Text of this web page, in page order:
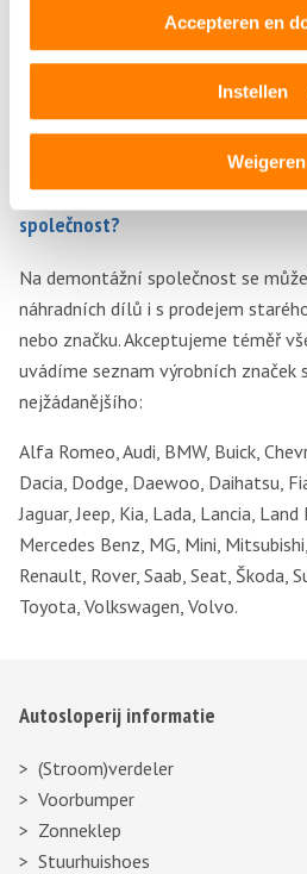
Accepteren en
Instellen
Weigeren
díly z rozbitých aut. Tyto díly jsou
nabídnuty k prodeji. Někdy se
koupi celého motoru, převodovky,
baterie, spojky, výfuku, stěračů,
S jakou značkou auta se můžete
společnost?
Na demontážní společnost se
náhradních dílů i s prodejem
nebo značku. Akceptujeme téměř
uvádíme seznam výrobních značek
nejžádanějšího:
Alfa Romeo, Audi, BMW, Buick,
Dacia, Dodge, Daewoo, Daihatsu,
Jaguar, Jeep, Kia, Lada, Lancia,
Mercedes Benz, MG, Mini,
Renault, Rover, Saab, Seat, Škoda,
Toyota, Volkswagen, Volvo.
Autosloperij informatie
(Stroom)verdeler
Voorbumper
Zonneklep
Stuurhuishoes